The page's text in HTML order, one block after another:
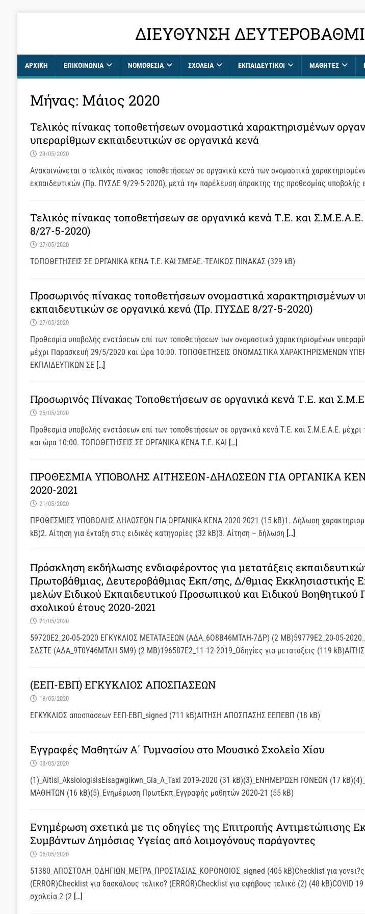
ΔΙΕΎΘΥΝΣΗ
ΑΡΧΙΚΉ ΕΠΙΚΟΙΝΩΝΊΑ ΝΟΜΟΘΕΣΙΑ ΣΧΟΛΕΊΑ ΕΚΠΑΙΔΕΥΤΙΚΟΊ ΜΑΘΗΤΈΣ
Μήνας: Μάιος 2020
Τελικός πίνακας τοποθετήσεων ονομαστικά χαρακτηρισμένων
υπεραρίθμων εκπαιδευτικών σε οργανικά κενά
29/05/2020
Ανακοινώνεται ο τελικός πίνακας τοποθετήσεων σε οργανικά κενά των ονομαστικά
εκπαιδευτικών (Πρ. ΠΥΣΔΕ 9/29-5-2020), μετά την παρέλευση άπρακτης της προθεσμίας υποβολής
Τελικός πίνακας τοποθετήσεων σε οργανικά κενά Τ.Ε. και
8/27-5-2020)
27/05/2020
ΤΟΠΟΘΕΤΗΣΕΙΣ ΣΕ ΟΡΓΑΝΙΚΑ ΚΕΝΑ Τ.Ε. ΚΑΙ ΣΜΕΑΕ.-ΤΕΛΙΚΟΣ ΠΙΝΑΚΑΣ (329 kB)
Προσωρινός πίνακας τοποθετήσεων ονομαστικά χαρακτηρισμένων
εκπαιδευτικών σε οργανικά κενά (Πρ. ΠΥΣΔΕ 8/27-5-2020)
27/05/2020
Προθεσμία υποβολής ενστάσεων επί των τοποθετήσεων των ονομαστικά χαρακτηρισμένων
μέχρι Παρασκευή 29/5/2020 και ώρα 10:00. ΤΟΠΟΘΕΤΗΣΕΙΣ ΟΝΟΜΑΣΤΙΚΑ ΧΑΡΑΚΤΗΡΙΣΜΕΝΩΝ
ΕΚΠΑΙΔΕΥΤΙΚΩΝ ΣΕ […]
Προσωρινός Πίνακας Τοποθετήσεων σε οργανικά κενά Τ.Ε. και
25/05/2020
Προθεσμία υποβολής ενστάσεων επί των τοποθετήσεων σε οργανικά κενά Τ.Ε. και Σ.Μ.Ε.Α.Ε.
και ώρα 10:00. ΤΟΠΟΘΕΤΗΣΕΙΣ ΣΕ ΟΡΓΑΝΙΚΑ ΚΕΝΑ Τ.Ε. ΚΑΙ […]
ΠΡΟΘΕΣΜΙΑ ΥΠΟΒΟΛΗΣ ΑΙΤΗΣΕΩΝ-ΔΗΛΩΣΕΩΝ ΓΙΑ ΟΡΓΑΝΙΚΑ
2020-2021
21/05/2020
ΠΡΟΘΕΣΜΙΕΣ ΥΠΟΒΟΛΗΣ ΔΗΛΩΣΕΩΝ ΓΙΑ ΟΡΓΑΝΙΚΑ ΚΕΝΑ 2020-2021 (15 kB)1. Δήλωση
kB)2. Αίτηση για ένταξη στις ειδικές κατηγορίες (32 kB)3. Αίτηση – δήλωση […]
Πρόσκληση εκδήλωσης ενδιαφέροντος για μετατάξεις
Πρωτοβάθμιας, Δευτεροβάθμιας Εκπ/σης, Δ/θμιας Εκκλησιαστικής
μελών Ειδικού Εκπαιδευτικού Προσωπικού και Ειδικού Βοηθητικού
σχολικού έτους 2020-2021
21/05/2020
59720E2_20-05-2020 ΕΓΚΥΚΛΙΟΣ ΜΕΤΑΤΑΞΕΩΝ (ΑΔΑ_6Ο8Β46ΜΤΛΗ-7ΔΡ) (2 MB)59779Ε2_20-05-
ΣΔΣΤΕ (ΑΔΑ_9Τ0Υ46ΜΤΛΗ-5Μ9) (2 MB)196587Ε2_11-12-2019_Οδηγίες για μετατάξεις (119
(ΕΕΠ-ΕΒΠ) ΕΓΚΥΚΛΙΟΣ ΑΠΟΣΠΑΣΕΩΝ
18/05/2020
ΕΓΚΥΚΛΙΟΣ αποσπάσεων ΕΕΠ-ΕΒΠ_signed (711 kB)ΑΙΤΗΣΗ ΑΠΟΣΠΑΣΗΣ ΕΕΠΕΒΠ (18 kB)
Εγγραφές Μαθητών Α΄ Γυμνασίου στο Μουσικό Σχολείο Χίου
08/05/2020
(1)_Aitisi_AksiologisisEisagwgikwn_Gia_A_Taxi 2019-2020 (31 kB)(3)_ΕΝΗΜΕΡΩΣΗ ΓΟΝΕΩΝ (17
ΜΑΘΗΤΩΝ (16 kB)(5)_Ενημέρωση ΠρωτΕκπ_Εγγραφής μαθητών 2020-21 (55 kB)
Ενημέρωση σχετικά με τις οδηγίες της Επιτροπής Αντιμετώπισης
Συμβάντων Δημόσιας Υγείας από λοιμογόνους παράγοντες
06/05/2020
51380_ΑΠΟΣΤΟΛΗ_ΟΔΗΓΙΩΝ_ΜΕΤΡΑ_ΠΡΟΣΤΑΣΙΑΣ_ΚΟΡΟΝOΙΟΣ_signed (405 kB)Checklist για γονει?ς
(ERROR)Checklist για δασκάλους τελικο? (ERROR)Checklist για εφήβους τελικό (2) (48 kB)COVID
σχολεία 2 (2 […]